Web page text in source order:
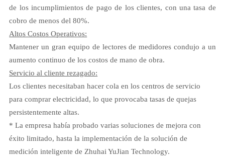
de los incumplimientos de pago de los clientes, con una tasa de
cobro de menos del 80%.
Altos Costos Operativos:
Mantener un gran equipo de lectores de medidores condujo a un
aumento continuo de los costos de mano de obra.
Servicio al cliente rezagado:
Los clientes necesitaban hacer cola en los centros de servicio
para comprar electricidad, lo que provocaba tasas de quejas
persistentemente altas.
* La empresa había probado varias soluciones de mejora con
éxito limitado, hasta la implementación de la solución de
medición inteligente de Zhuhai YuJian Technology.